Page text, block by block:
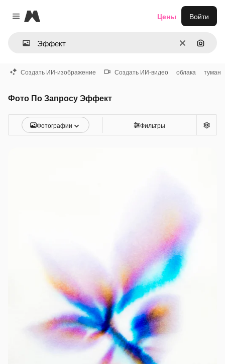
Close menu
Magnific
ОчиститьПоиск
Цены Войти
Создать ИИ-изображение Создать ИИ-видео облака туман
Фото По Запросу Эффект
Фотографии Фильтры